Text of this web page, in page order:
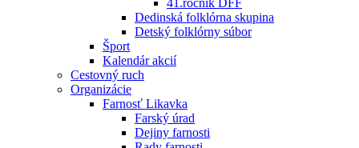
41.ročník DFF
Dedinská folklórna skupina
Detský folklórny súbor
Šport
Kalendár akcií
Cestovný ruch
Organizácie
Farnosť Likavka
Farský úrad
Dejiny farnosti